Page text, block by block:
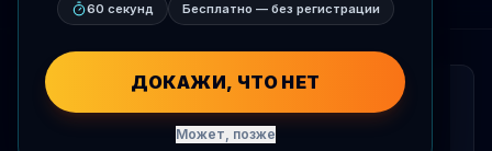
Детальный технический разбор
60 секунд Бесплатно — без регистрации
ДОКАЖИ, ЧТО НЕТ
Может, позже